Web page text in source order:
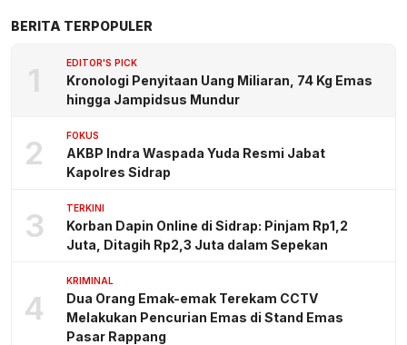
BERITA TERPOPULER
1 EDITOR'S PICK
Kronologi Penyitaan Uang Miliaran, 74 Kg Emas
hingga Jampidsus Mundur
2 FOKUS
AKBP Indra Waspada Yuda Resmi Jabat
Kapolres Sidrap
3 TERKINI
Korban Dapin Online di Sidrap: Pinjam Rp1,2
Juta, Ditagih Rp2,3 Juta dalam Sepekan
4
KRIMINAL
Dua Orang Emak-emak Terekam CCTV
Melakukan Pencurian Emas di Stand Emas
Pasar Rappang